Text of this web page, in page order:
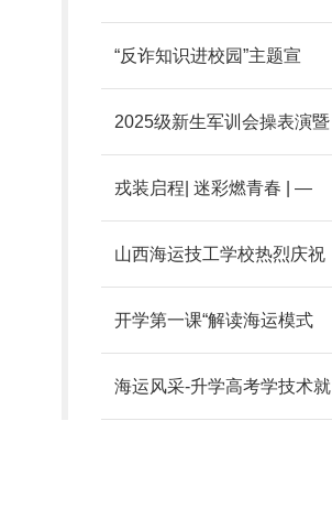
“反诈知识进校园”主题宣
2025级新生军训会操表演暨
戎装启程| 迷彩燃青春 | —
山西海运技工学校热烈庆祝
开学第一课“解读海运模式
海运风采-升学高考学技术就